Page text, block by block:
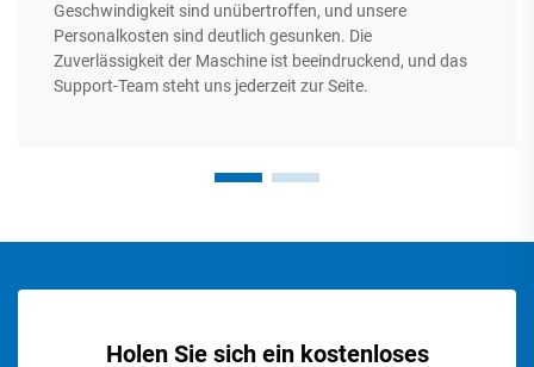
Geschwindigkeit sind unübertroffen, und unsere
Personalkosten sind deutlich gesunken. Die
Zuverlässigkeit der Maschine ist beeindruckend, und das
Support-Team steht uns jederzeit zur Seite.
Holen Sie sich ein kostenloses